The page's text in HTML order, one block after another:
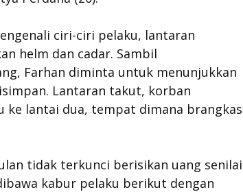
ciri-ciri pelaku, lantaran
helm dan cadar. Sambil
Farhan diminta untuk menunjukkan
Lantaran takut, korban
ke lantai dua, tempat dimana brangkas
tidak terkunci berisikan uang senilai
kabur pelaku berikut dengan